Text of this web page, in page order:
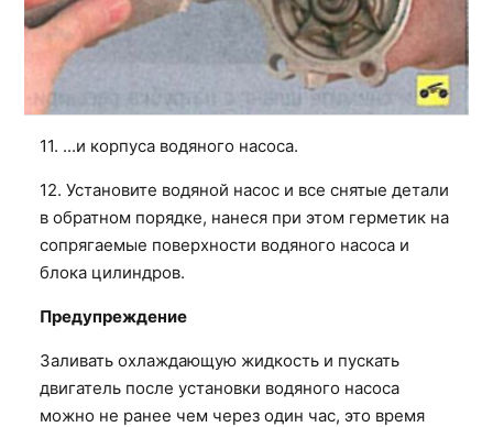
11. ...и корпуса водяного насоса.
12. Установите водяной насос и все снятые детали
в обратном порядке, нанеся при этом герметик на
сопрягаемые поверхности водяного насоса и
блока цилиндров.
Предупреждение
Заливать охлаждающую жидкость и пускать
двигатель после установки водяного насоса
можно не ранее чем через один час, это время